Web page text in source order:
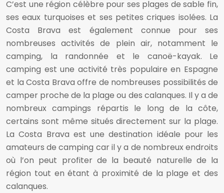
C’est une région célèbre pour ses plages de sable fin,
ses eaux turquoises et ses petites criques isolées. La
Costa Brava est également connue pour ses
nombreuses activités de plein air, notamment le
camping, la randonnée et le canoë-kayak. Le
camping est une activité très populaire en Espagne
et la Costa Brava offre de nombreuses possibilités de
camper proche de la plage ou des calanques. Il y a de
nombreux campings répartis le long de la côte,
certains sont même situés directement sur la plage.
La Costa Brava est une destination idéale pour les
amateurs de camping car il y a de nombreux endroits
où l’on peut profiter de la beauté naturelle de la
région tout en étant à proximité de la plage et des
calanques.